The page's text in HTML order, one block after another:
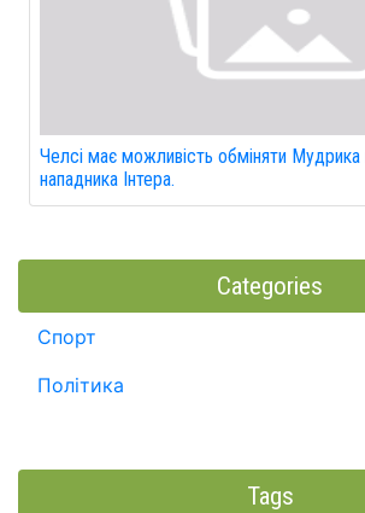
Челсі має можливість обміняти Мудрика
нападника Інтера.
Categories
Спорт
Політика
Tags